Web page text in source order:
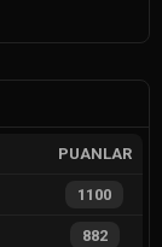
PUANLAR
1100
882